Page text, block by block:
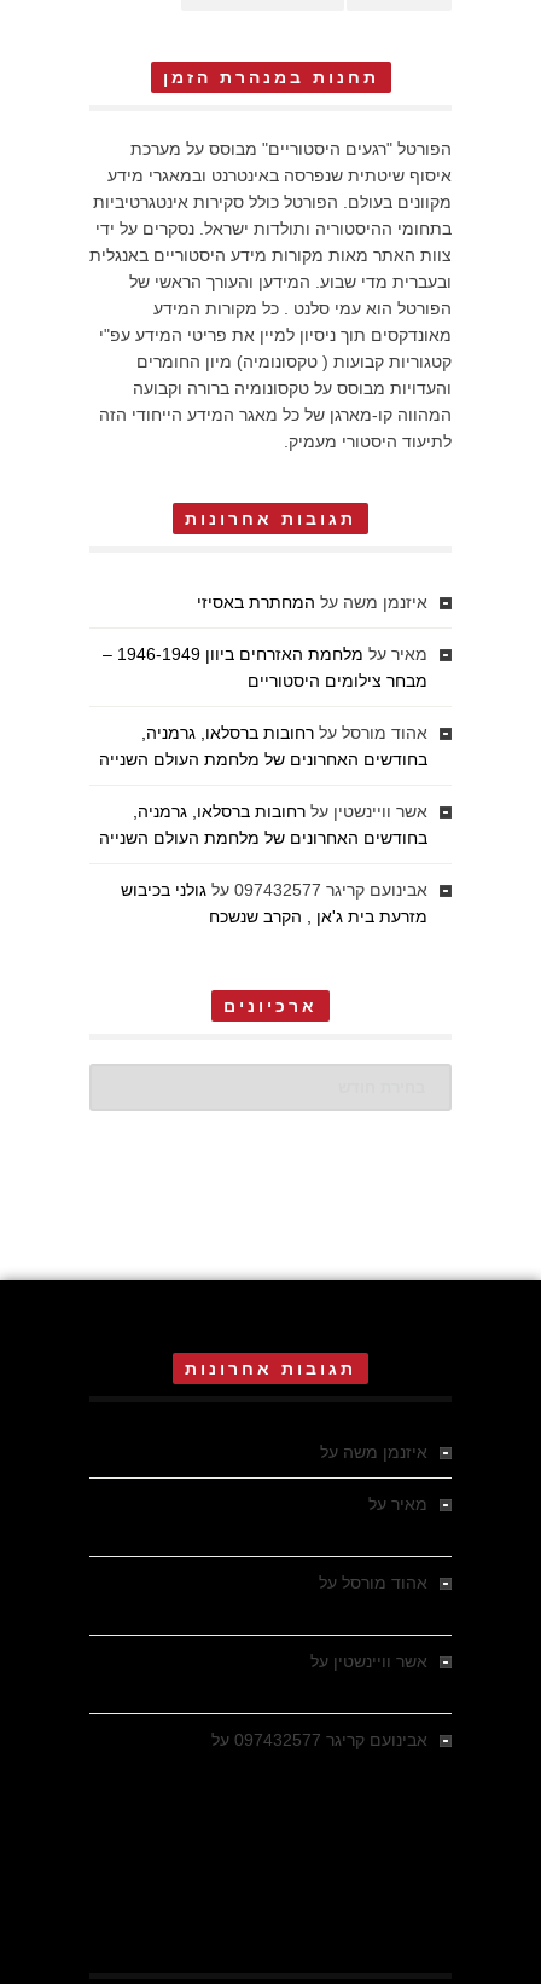
תחנות במנהרת הזמן
הפורטל "רגעים היסטוריים" מבוסס על מערכת
איסוף שיטתית שנפרסה באינטרנט ובמאגרי מידע
מקוונים בעולם. הפורטל כולל סקירות אינטגרטיביות
בתחומי ההיסטוריה ותולדות ישראל. נסקרים על ידי
צוות האתר מאות מקורות מידע היסטוריים באנגלית
ובעברית מדי שבוע. המידען והעורך הראשי של
הפורטל הוא עמי סלנט . כל מקורות המידע
מאונדקסים תוך ניסיון למיין את פריטי המידע עפ"י
קטגוריות קבועות ( טקסונומיה) מיון החומרים
והעדויות מבוסס על טקסונומיה ברורה וקבועה
המהווה קו-מארגן של כל מאגר המידע הייחודי הזה
לתיעוד היסטורי מעמיק.
תגובות אחרונות
איזנמן משה על המחתרת באסיזי
מאיר על
מלחמת האזרחים ביוון 1946-1949 –
מבחר צילומים היסטוריים
אהוד מורסל על רחובות ברסלאו, גרמניה,
בחודשים האחרונים של מלחמת העולם השנייה
אשר וויינשטין על רחובות ברסלאו, גרמניה,
בחודשים האחרונים של מלחמת העולם השנייה
אבינועם קריגר 097432577 על גולני בכיבוש
מזרעת בית ג'אן , הקרב שנשכח
ארכיונים
תגובות אחרונות
איזנמן משה על
מאיר על
אהוד מורסל על
אשר וויינשטין על
אבינועם קריגר 097432577 על